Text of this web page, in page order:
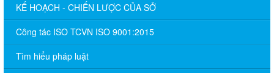
KẾ HOẠCH - CHIẾN LƯỢC CỦA SỞ
Công tác ISO TCVN ISO 9001:2015
Tìm hiểu pháp luật